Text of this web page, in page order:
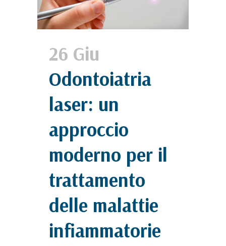
26 Giu
Odontoiatria
laser: un
approccio
moderno per il
trattamento
delle malattie
infiammatorie